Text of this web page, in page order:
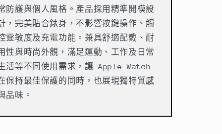
防護與個人風格。產品採用精準開模設
，完美貼合錶身，不影響按鍵操作、觸
靈敏度及充電功能。兼具舒適配戴、耐
性與時尚外觀，滿足運動、工作及日常
活等不同使用需求，讓 Apple Watch
保持最佳保護的同時，也展現獨特質感
品味。